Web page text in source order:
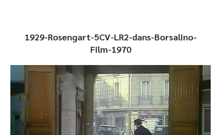
1929-Rosengart-5CV-LR2-dans-Borsalino-
Film-1970